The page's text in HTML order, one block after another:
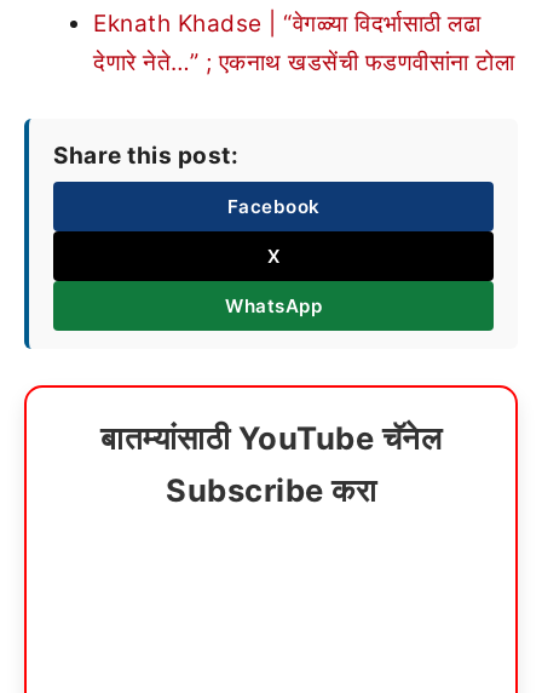
Eknath Khadse | “वेगळ्या विदर्भासाठी लढा
देणारे नेते…” ; एकनाथ खडसेंची फडणवीसांना टोला
Share this post:
Facebook
X
WhatsApp
बातम्यांसाठी YouTube चॅनेल
Subscribe करा